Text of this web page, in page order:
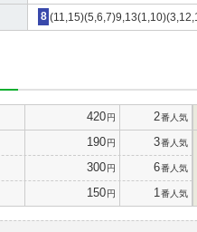
8
420円 2番人気
190円 3番人気
300円 6番人気
150円 1 番人気